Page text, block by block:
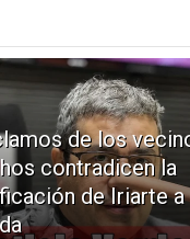
de los
contradicen la
de Iriarte a